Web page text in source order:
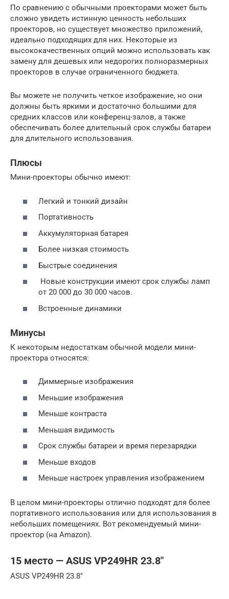
По сравнению с обычными проекторами может быть
сложно увидеть истинную ценность небольших
проекторов, но существует множество приложений,
идеально подходящих для них. Некоторые из
высококачественных опций можно использовать как
замену для дешевых или недорогих полноразмерных
проекторов в случае ограниченного бюджета.
Вы можете не получить четкое изображение, но они
должны быть яркими и достаточно большими для
средних классов или конференц-залов, а также
обеспечивать более длительный срок службы батареи
для длительного использования.
Плюсы
Мини-проекторы обычно имеют:
Легкий и тонкий дизайн
Портативность
Аккумуляторная батарея
Более низкая стоимость
Быстрые соединения
Новые конструкции имеют срок службы ламп
от 20 000 до 30 000 часов.
Встроенные динамики
Минусы
К некоторым недостаткам обычной модели мини-
проектора относятся:
Диммерные изображения
Меньшие изображения
Меньше контраста
Меньшая видимость
Срок службы батареи и время перезарядки
Меньше входов
Меньше настроек управления изображением
В целом мини-проекторы отлично подходят для более
портативного использования или для использования в
небольших помещениях. Вот рекомендуемый мини-
проектор (на Amazon).
15 место — ASUS VP249HR 23.8″
ASUS VP249HR 23.8″